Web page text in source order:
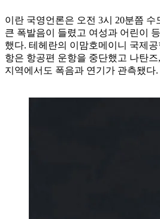
이란 국영언론은 오전 3시 20분쯤 수
큰 폭발음이 들렸고 여성과 어린이
했다. 테헤란의 이맘호메이니 국제
항은 항공편 운항을 중단했고 나탄
지역에서도 폭음과 연기가 관측됐다.